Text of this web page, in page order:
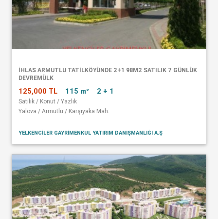
İHLAS ARMUTLU TATİLKÖYÜNDE 2+1 98M2 SATILIK 7 GÜNLÜK
DEVREMÜLK
125,000 TL 115 m² 2 + 1
Satılık / Konut / Yazlık
Yalova / Armutlu / Karşıyaka Mah.
YELKENCİLER GAYRİMENKUL YATIRIM DANIŞMANLIĞI A.Ş